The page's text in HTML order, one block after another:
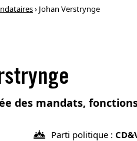
› Johan Verstrynge
des mandats,
Parti politique :